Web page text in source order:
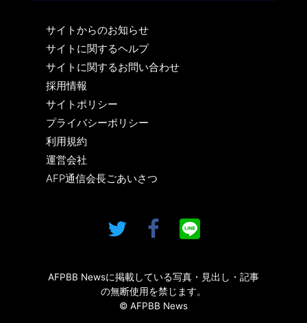
サイトからのお知らせ
サイトに関するヘルプ
サイトに関するお問い合わせ
採用情報
サイトポリシー
プライバシーポリシー
利用規約
運営会社
AFP通信会長ごあいさつ
AFPBB Newsに掲載している写真・見出し・記事
の無断使用を禁じます。
© AFPBB News